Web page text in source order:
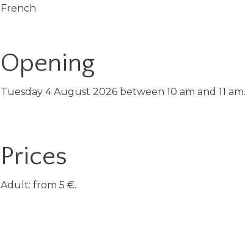
French
Opening
Tuesday 4 August 2026 between 10 am and 11 am.
Prices
Adult: from 5 €.